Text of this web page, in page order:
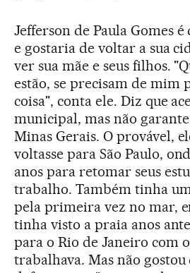
Jefferson de Paula Gomes
e gostaria de voltar a sua
ver sua mãe e seus filhos.
estão, se precisam de mim
coisa", conta ele. Diz que
municipal, mas não
Minas Gerais. O provável,
voltasse para São Paulo,
anos para retomar seus
trabalho. Também tinha
pela primeira vez no mar,
tinha visto a praia anos
para o Rio de Janeiro com
trabalhava. Mas não gostou